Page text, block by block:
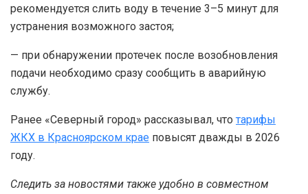
рекомендуется слить воду в течение 3–5 минут для
устранения возможного застоя;
— при обнаружении протечек после возобновления
подачи необходимо сразу сообщить в аварийную
службу.
Ранее «Северный город» рассказывал, что тарифы
ЖКХ в Красноярском крае повысят дважды в 2026
году.
Следить за новостями также удобно в совместном